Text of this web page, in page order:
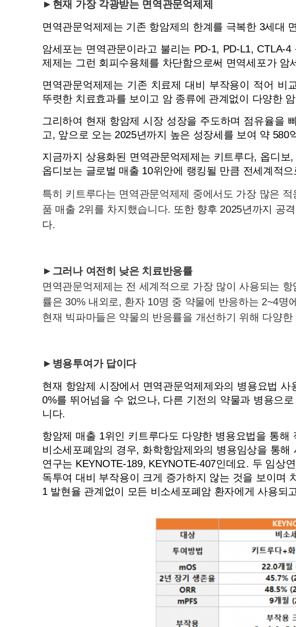
►현재 가장 각광받는 면역관문억제제
면역관문억제제는 기존 항암제의 한계를 극복한 3세대
암세포는 면역관문이라고 불리는 PD-1, PD-L1, CTLA-
제제는 그런 회피수용체를 차단함으로써 면역세포가 암
면역관문억제제는 기존 치료제 대비 부작용이 적어 비
뚜렷한 치료효과를 보이고 암 종류에 관계없이 다양한
그리하여 현재 항암제 시장 성장을 주도하며 점유율을
고, 앞으로 오는 2025년까지 높은 성장세를 보여 약
지금까지 상용화된 면역관문억제제는 키트루다, 옵디
옵디보는 글로벌 매출 10위안에 랭킹될 만큼 전세계적
특히 키트루다는 면역관문억제제 중에서도 가장 많은
품 매출 2위를 차지했습니다. 또한 향후 2025년까지 공
다.
►그러나 여전히 낮은 치료반응률
면역관문억제제는 전 세계적으로 가장 많이 사용되는
률은 30% 내외로, 환자 10명 중 약물에 반응하는 2~4
현재 빅파마들은 약물의 반응률을 개선하기 위해 다양
►병용투여가 답이다
현재 항암제 시장에서 면역관문억제제와의 병용요법
0%를 뛰어넘을 수 없으나, 다른 기전의 약물과 병용으
니다.
항암제 매출 1위인 키트루다도 다양한 병용요법을 통
비소세포폐암의 경우, 화학항암제와의 병용임상을 통
연구는 KEYNOTE-189, KEYNOTE-407인데요. 두 임상
독투여 대비 부작용이 크게 증가하지 않는 것을 보이며
1 발현율 관계없이 모든 비소세포폐암 환자에게 사용되